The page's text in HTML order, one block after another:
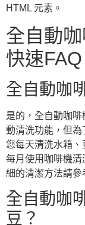
HTML 元素。
全自動
快速FAQ
全自動咖
是的，全自動咖
動清洗功能，但
您每天清洗水箱、
每月使用咖啡機
細的清潔方法請參
全自動咖
豆？